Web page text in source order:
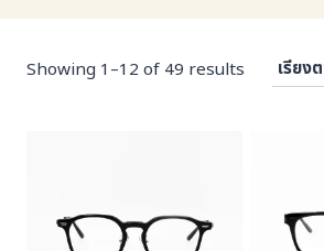
Showing 1–12 of 49 results Sorted